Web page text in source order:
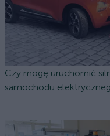
Czy mogę uruchomić
samochodu